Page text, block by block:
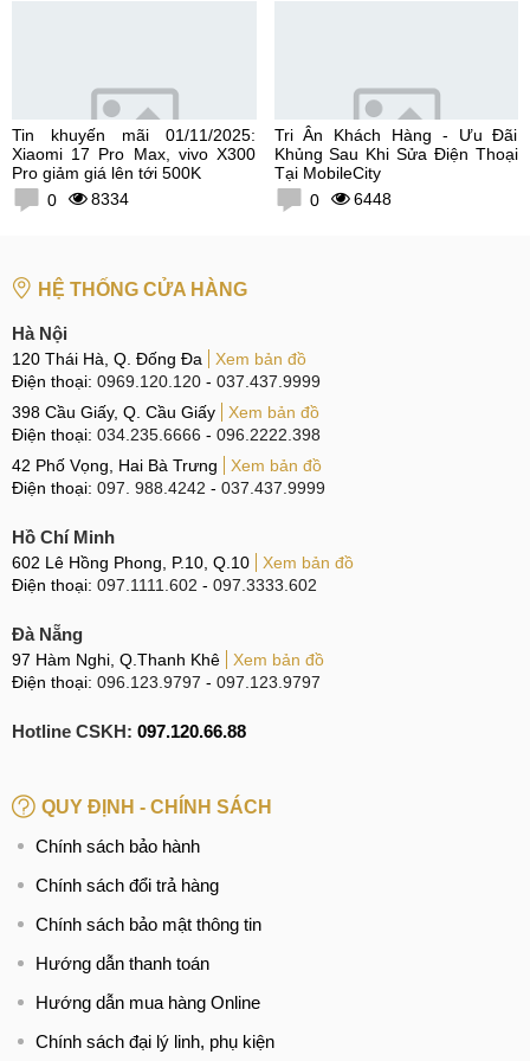
Tin khuyến mãi 01/11/2025:
Xiaomi 17 Pro Max, vivo X300
Pro giảm giá lên tới 500K
0
8334
Tri Ân Khách Hàng - Ưu Đãi
Khủng Sau Khi Sửa Điện Thoại
Tại MobileCity
0
6448
HỆ THỐNG CỬA HÀNG
Hà Nội
120 Thái Hà, Q. Đống Đa
Xem bản đồ
Điện thoại: 0969.120.120 - 037.437.9999
398 Cầu Giấy, Q. Cầu Giấy
Xem bản đồ
Điện thoại: 034.235.6666 - 096.2222.398
42 Phố Vọng, Hai Bà Trưng
Xem bản đồ
Điện thoại: 097. 988.4242 - 037.437.9999
Hồ Chí Minh
602 Lê Hồng Phong, P.10, Q.10
Xem bản đồ
Điện thoại: 097.1111.602 - 097.3333.602
Đà Nẵng
97 Hàm Nghi, Q.Thanh Khê
Xem bản đồ
Điện thoại: 096.123.9797 - 097.123.9797
Hotline CSKH: 097.120.66.88
QUY ĐỊNH - CHÍNH SÁCH
Chính sách bảo hành
Chính sách đổi trả hàng
Chính sách bảo mật thông tin
Hướng dẫn thanh toán
Hướng dẫn mua hàng Online
Chính sách đại lý linh, phụ kiện